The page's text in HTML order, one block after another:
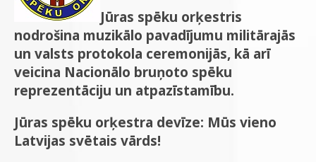
Jūras spēku orķestris
nodrošina muzikālo pavadījumu militārajās
un valsts protokola ceremonijās, kā arī
veicina Nacionālo bruņoto spēku
reprezentāciju un atpazīstamību.
Jūras spēku orķestra devīze: Mūs vieno
Latvijas svētais vārds!